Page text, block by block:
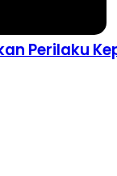
Perilaku